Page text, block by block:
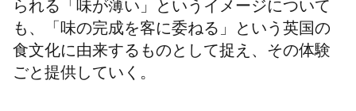
られる「味が薄い」というイメージについて
も、「味の完成を客に委ねる」という英国の
食文化に由来するものとして捉え、その体験
ごと提供していく。